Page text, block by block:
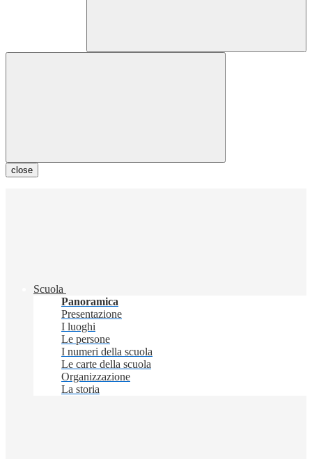
close
Scuola
Panoramica
Presentazione
I luoghi
Le persone
I numeri della scuola
Le carte della scuola
Organizzazione
La storia